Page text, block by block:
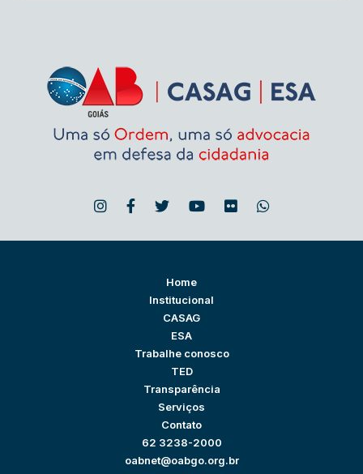
Home
Institucional
CASAG
ESA
Trabalhe conosco
TED
Transparência
Serviços
Contato
62 3238-2000
oabnet@oabgo.org.br